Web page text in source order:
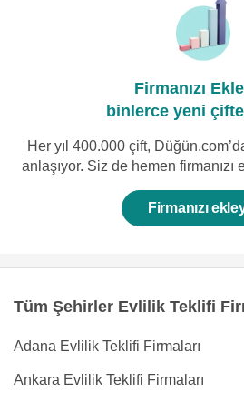
Firmanızı
binlerce yeni
Her yıl 400.000 çift,
anlaşıyor. Siz de hemen firmanızı
Firmanızı
Tüm Şehirler Evlilik Teklifi
Adana Evlilik Teklifi Firmaları
Ankara Evlilik Teklifi Firmaları